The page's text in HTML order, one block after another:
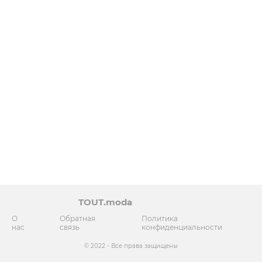
TOUT.moda
О
нас
Обратная
связь
Политика
конфиденциальности
© 2022 - Все права защищены